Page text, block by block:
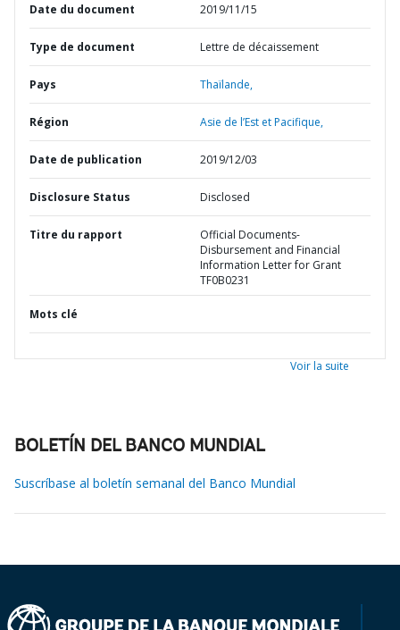
Date du document 2019/11/15
Type de document Lettre de décaissement
Pays Thaïlande,
Région Asie de l’Est et Pacifique,
Date de publication 2019/12/03
Disclosure Status Disclosed
Titre du rapport
Official Documents-
Disbursement and Financial
Information Letter for Grant
TF0B0231
Mots clé
Voir la suite
BOLETÍN DEL BANCO MUNDIAL
Suscríbase al boletín semanal del Banco Mundial